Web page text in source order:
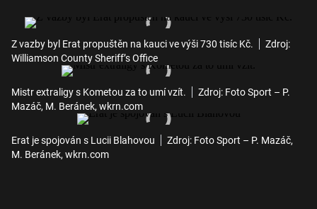
Z vazby byl Erat propuštěn na kauci ve výši 730 tisíc Kč.
Zdroj:
Williamson County Sheriff’s Office
Mistr extraligy s Kometou za to umí vzít.
Zdroj: Foto Sport – P.
Mazáč, M. Beránek, wkrn.com
Erat je spojován s Lucii Blahovou
Zdroj: Foto Sport – P. Mazáč,
M. Beránek, wkrn.com